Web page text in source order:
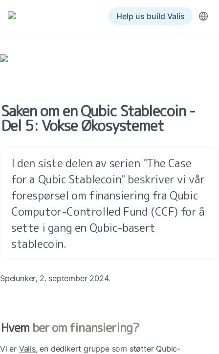
Help us build Valis
Saken om en Qubic Stablecoin -
Del 5: Vokse Økosystemet
I den siste delen av serien "The Case
for a Qubic Stablecoin" beskriver vi vår
forespørsel om finansiering fra Qubic
Computor-Controlled Fund (CCF) for å
sette i gang en Qubic-basert
stablecoin.
Spelunker, 2. september 2024.
Hvem ber om finansiering?
Vi er Valis, en dedikert gruppe som støtter Qubic-